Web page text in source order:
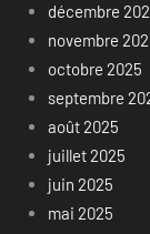
décembre
novembre
octobre 2025
septembre
août 2025
juillet 2025
juin 2025
mai 2025